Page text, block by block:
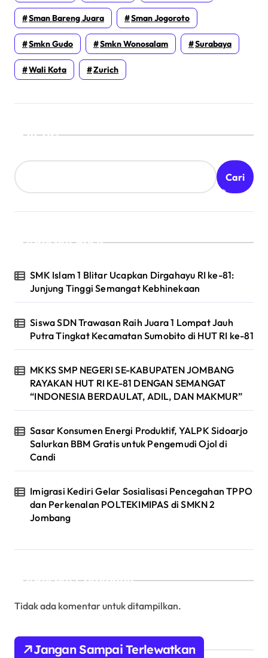
Sman Bareng Juara Sman Jogoroto
Smkn Gudo Smkn Wonosalam Surabaya
Wali Kota Zurich
Cari
Cari
Recent Posts
SMK Islam 1 Blitar Ucapkan Dirgahayu RI ke-81:
Junjung Tinggi Semangat Kebhinekaan
Siswa SDN Trawasan Raih Juara 1 Lompat Jauh
Putra Tingkat Kecamatan Sumobito di HUT RI ke-81
MKKS SMP NEGERI SE-KABUPATEN JOMBANG
RAYAKAN HUT RI KE-81 DENGAN SEMANGAT
“INDONESIA BERDAULAT, ADIL, DAN MAKMUR”
Sasar Konsumen Energi Produktif, YALPK Sidoarjo
Salurkan BBM Gratis untuk Pengemudi Ojol di
Candi
Imigrasi Kediri Gelar Sosialisasi Pencegahan TPPO
dan Perkenalan POLTEKIMIPAS di SMKN 2
Jombang
Recent Comments
Tidak ada komentar untuk ditampilkan.
Jangan Sampai Terlewatkan